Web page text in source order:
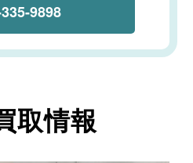
9898
取情報